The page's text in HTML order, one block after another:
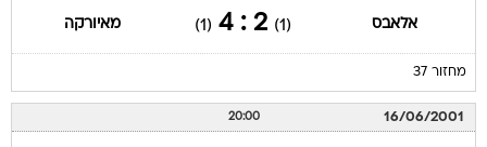
אלאבס (1)
2 : 4
(1) מאיורקה
מחזור 37
16/06/2001
20:00